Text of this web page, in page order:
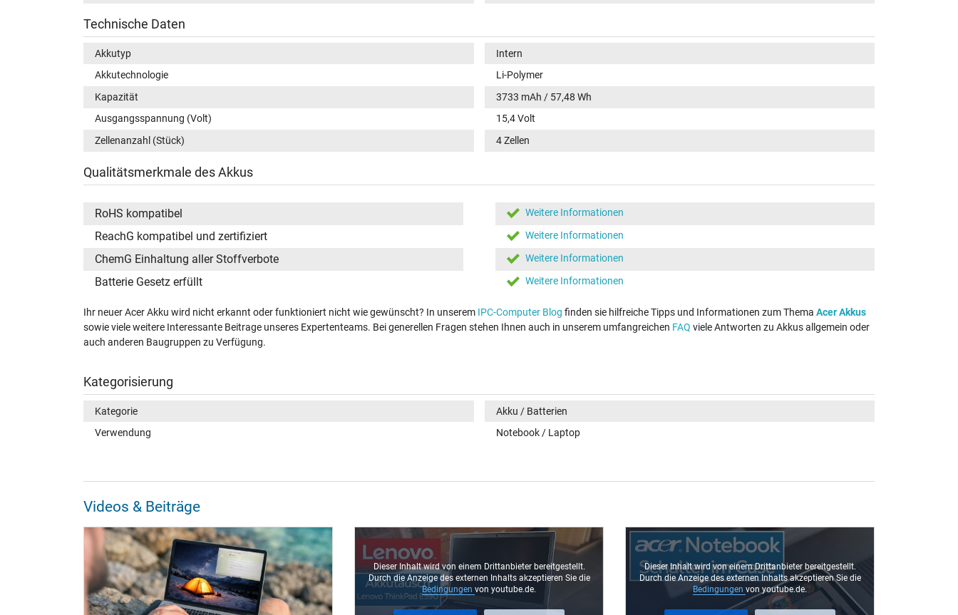
Technische Daten
Akkutyp
Intern
Akkutechnologie
Li-Polymer
Kapazität
3733 mAh / 57,48 Wh
Ausgangsspannung (Volt)
15,4 Volt
Zellenanzahl (Stück)
4 Zellen
Qualitätsmerkmale des Akkus
RoHS kompatibel Weitere Informationen
ReachG kompatibel und zertifiziert Weitere Informationen
ChemG Einhaltung aller Stoffverbote Weitere Informationen
Batterie Gesetz erfüllt Weitere Informationen
Ihr neuer Acer Akku wird nicht erkannt oder funktioniert nicht wie gewünscht? In unserem IPC-Computer Blog finden sie hilfreiche Tipps und Informationen zum Thema Acer Akkus
sowie viele weitere Interessante Beitrage unseres Expertenteams. Bei generellen Fragen stehen Ihnen auch in unserem umfangreichen FAQ viele Antworten zu Akkus allgemein oder
auch anderen Baugruppen zu Verfügung.
Kategorisierung
Kategorie
Akku / Batterien
Verwendung
Notebook / Laptop
Videos & Beiträge
Dieser Inhalt wird von einem Drittanbieter bereitgestellt.
Durch die Anzeige des externen Inhalts akzeptieren Sie die
Bedingungen von youtube.de.
Dieser Inhalt wird von einem Drittanbieter bereitgestellt.
Durch die Anzeige des externen Inhalts akzeptieren Sie die
Bedingungen von youtube.de.